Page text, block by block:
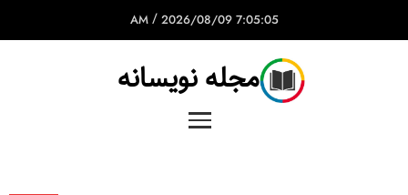
7:05:05 AM
/ 2026/08/09
مجله نویسانه